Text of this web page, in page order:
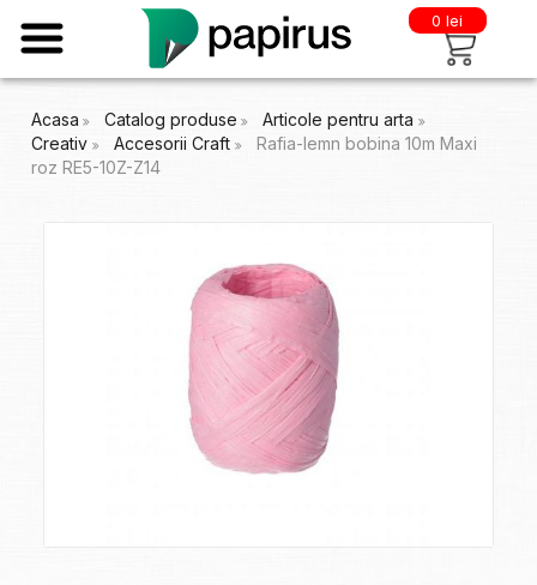
0 lei
Acasa Catalog produse
Articole pentru arta
Creativ
Accesorii Craft
Rafia-lemn bobina 10m Maxi
roz RE5-10Z-Z14